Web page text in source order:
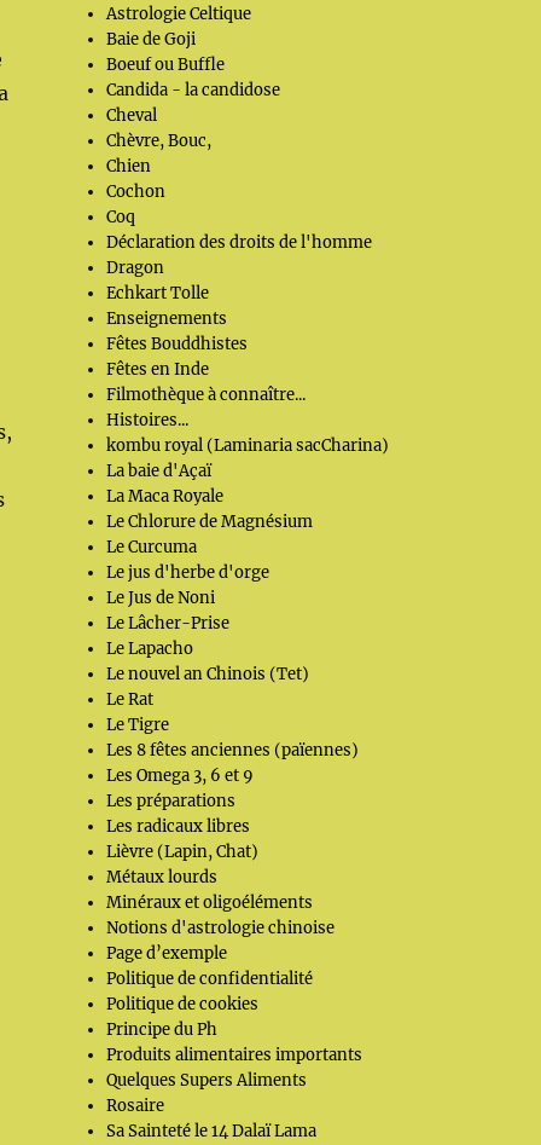
Astrologie Celtique
Baie de Goji
Boeuf ou Buffle
Candida - la candidose
Cheval
Chèvre, Bouc,
Chien
Cochon
Coq
Déclaration des droits de l'homme
Dragon
Echkart Tolle
Enseignements
Fêtes Bouddhistes
Fêtes en Inde
Filmothèque à connaître...
Histoires...
kombu royal (Laminaria sacCharina)
La baie d'Açaï
La Maca Royale
Le Chlorure de Magnésium
Le Curcuma
Le jus d'herbe d'orge
Le Jus de Noni
Le Lâcher-Prise
Le Lapacho
Le nouvel an Chinois (Tet)
Le Rat
Le Tigre
Les 8 fêtes anciennes (païennes)
Les Omega 3, 6 et 9
Les préparations
Les radicaux libres
Lièvre (Lapin, Chat)
Métaux lourds
Minéraux et oligoéléments
Notions d'astrologie chinoise
Page d’exemple
Politique de confidentialité
Politique de cookies
Principe du Ph
Produits alimentaires importants
Quelques Supers Aliments
Rosaire
Sa Sainteté le 14 Dalaï Lama